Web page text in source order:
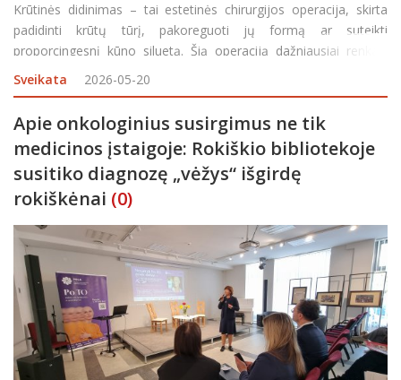
Krūtinės didinimas – tai estetinės chirurgijos operacija, skirta
padidinti krūtų tūrį, pakoreguoti jų formą ar suteikti
proporcingesnį kūno siluetą. Šią operaciją dažniausiai renkasi
moterys, kurios nėra patenkintos natūraliu krūtų dydžiu arba
pastebi pokyčius po nėštumo, žindymo
Sveikata 2026-05-20
Apie onkologinius susirgimus ne tik
medicinos įstaigoje: Rokiškio bibliotekoje
susitiko diagnozę „vėžys“ išgirdę
rokiškėnai (0)